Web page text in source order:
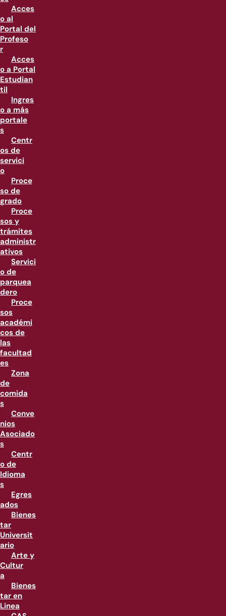
Acces
o al
Portal del
Profeso
r
Acces
o a Portal
Estudian
til
Ingres
o a más
portale
s
Centr
os de
servici
o
Proce
so de
grado
Proce
sos y
trámites
administr
ativos
Servici
o de
parquea
dero
Proce
sos
académi
cos de
las
facultad
es
Zona
de
comida
s
Conve
nios
Asociado
s
Centr
o de
Idioma
s
Egres
ados
Bienes
tar
Universit
ario
Arte y
Cultur
a
Bienes
tar en
Linea